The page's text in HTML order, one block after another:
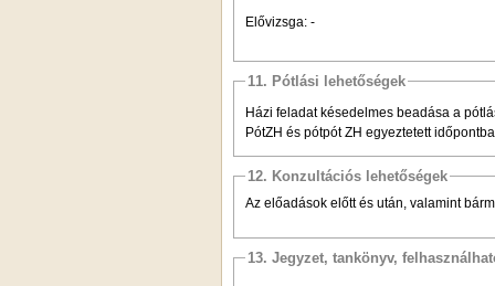
Elővizsga: -
11. Pótlási lehetőségek
Házi feladat késedelmes beadása a
PótZH és pótpót ZH egyeztetett
12. Konzultációs lehetőségek
Az előadások előtt és után, valamint
13. Jegyzet, tankönyv,